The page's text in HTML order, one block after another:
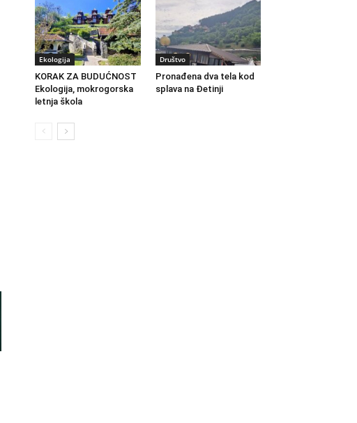
Ekologija
KORAK ZA BUDUĆNOST
Ekologija, mokrogorska
letnja škola
Društvo
Pronađena dva tela kod
splava na Đetinji